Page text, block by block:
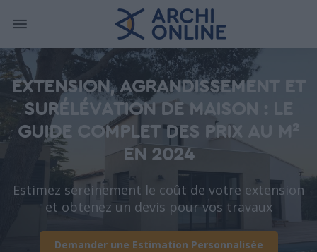
EXTENSION, AGRANDISSEMENT ET
SURÉLÉVATION DE MAISON : LE
GUIDE COMPLET DES PRIX AU M²
EN 2024
Estimez sereinement le coût de votre extension
et obtenez un devis pour vos travaux
Demander une Estimation Personnalisée